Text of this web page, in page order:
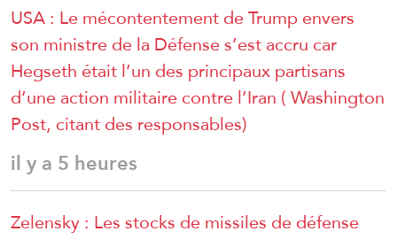
USA : Le mécontentement de Trump envers
son ministre de la Défense s’est accru car
Hegseth était l’un des principaux partisans
d’une action militaire contre l’Iran ( Washington
Post, citant des responsables)
il y a 5 heures
Zelensky : Les stocks de missiles de défense